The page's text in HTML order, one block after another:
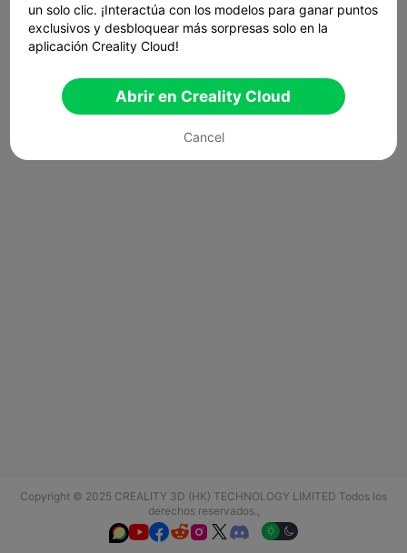
Copyright © 2025 CREALITY 3D (HK) TECHNOLOGY LIMITED Todos los
derechos reservados.,
  
un solo clic. ¡Interactúa con los modelos para ganar puntos
exclusivos y desbloquear más sorpresas solo en la
aplicación Creality Cloud!
Abrir en Creality Cloud
Cancel